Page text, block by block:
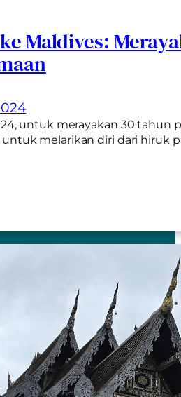
Maldives:
untuk merayakan 30 tahun
melarikan diri dari hiruk